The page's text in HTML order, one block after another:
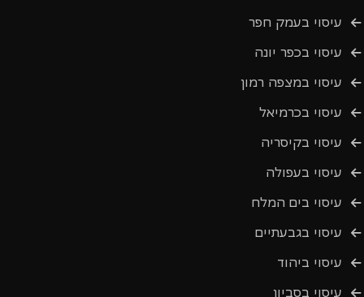
עיסוי בעמק חפר
עיסוי בכפר יונה
עיסוי במצפה רמון
עיסוי בכרמיאל
עיסוי בקיסריה
עיסוי בעפולה
עיסוי בים המלח
עיסוי בגבעתיים
עיסוי ביהוד
עיסוי בסביון